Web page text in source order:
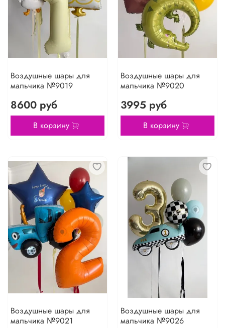
Воздушные шары для
мальчика №9019
8600 руб
В корзину
Воздушные шары для
мальчика №9020
3995 руб
В корзину
Воздушные шары для
мальчика №9021
Воздушные шары для
мальчика №9026